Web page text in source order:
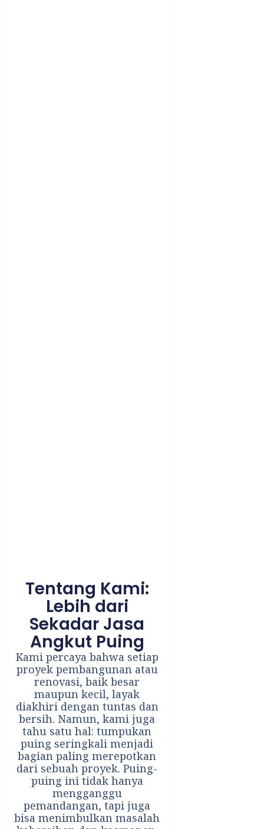
Tentang Kami:
Lebih dari
Sekadar Jasa
Angkut Puing
Kami percaya bahwa setiap
proyek pembangunan atau
renovasi, baik besar
maupun kecil, layak
diakhiri dengan tuntas dan
bersih. Namun, kami juga
tahu satu hal: tumpukan
puing seringkali menjadi
bagian paling merepotkan
dari sebuah proyek. Puing-
puing ini tidak hanya
mengganggu
pemandangan, tapi juga
bisa menimbulkan masalah